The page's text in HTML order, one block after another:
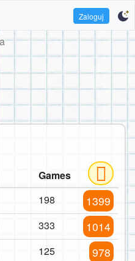
Zaloguj
Games
198 1399
333 1014
125 978